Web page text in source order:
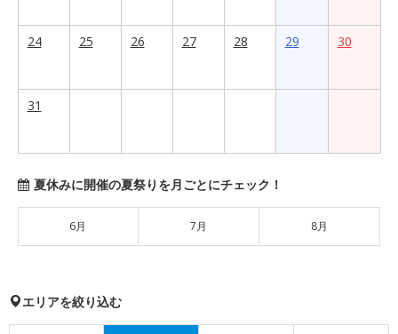
24 25 26 27 28 29 30
31
夏休みに開催の夏祭りを月ごとにチェック！
6月 7月 8月
エリアを絞り込む